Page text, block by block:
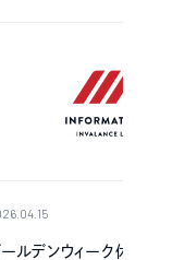
ールデンウィーク休業の